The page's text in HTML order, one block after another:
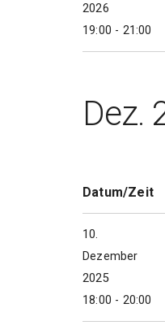
2026
19:00 - 21:00
Dez.
Datum/Zeit
10.
Dezember
2025
18:00 - 20:00